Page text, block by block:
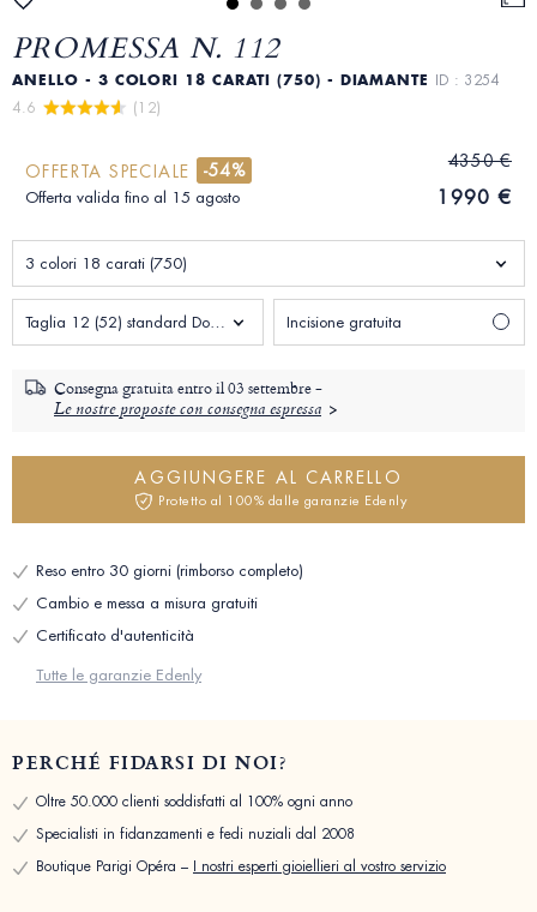
PROMESSA N. 112
ANELLO - 3 COLORI 18 CARATI (750) - DIAMANTE ID : 3254
4.6
(12)
OFFERTA SPECIALE -54%
Offerta valida fino al 15 agosto
4350 €
1990 €
3 colori 18 carati (750)
Taglia 12 (52) standard Donna Incisione gratuita
Consegna gratuita entro il03 settembre -
Le nostre proposte con consegna espressa
AGGIUNGERE AL CARRELLO
Protetto al 100% dalle garanzie Edenly
Reso entro 30 giorni (rimborso completo)
Cambio e messa a misura gratuiti
Certificato d'autenticità
Tutte le garanzie Edenly
PERCHÉ FIDARSI DI NOI?
Oltre 50.000 clienti soddisfatti al 100% ogni anno
Specialisti in fidanzamenti e fedi nuziali dal 2008
Boutique Parigi Opéra – I nostri esperti gioiellieri al vostro servizio